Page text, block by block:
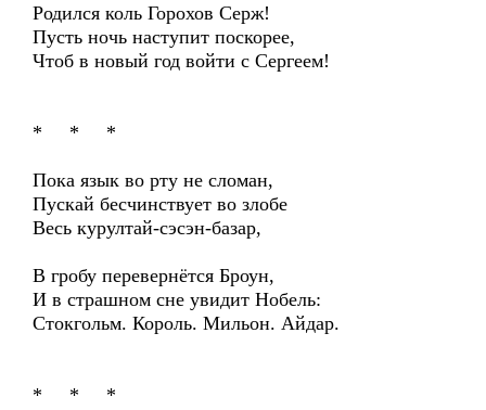
Родился коль Горохов Серж!
Пусть ночь наступит поскорее,
Чтоб в новый год войти с Сергеем!
* * *
Пока язык во рту не сломан,
Пускай бесчинствует во злобе
Весь курултай-сэсэн-базар,
В гробу перевернётся Броун,
И в страшном сне увидит Нобель:
Стокгольм. Король. Мильон. Айдар.
* * *